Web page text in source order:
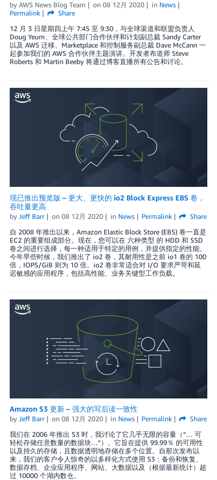
by AWS News Blog Team on 08 12月 2020 in News
Permalink
Share
12 月 3 日星期四上午 7:45 至 9:30，与全球渠道和联盟负责人
Doug Yeum、全球公共部门合作伙伴和计划副总裁 Sandy Carter
以及 AWS 迁移、Marketplace 和控制服务副总裁 Dave McCann 一
起参加我们的 AWS 合作伙伴主题演讲。开发者布道师 Steve
Roberts 和 Martin Beeby 将通过博客直播所有公告和讨论。
现已推出预览版 – 更大、更快的 io2 Block Express EBS 卷，
吞吐量更高
by Jeff Barr on 08 12月 2020 in News Permalink
Share
自 2008 年推出以来，Amazon Elastic Block Store (EBS) 卷一直是
EC2 的重要组成部分。现在，您可以在 六种类型 的 HDD 和 SSD
卷之间进行选择，每一种适用于特定的用例，并提供指定的性能。
今年早些时候，我们推出了 io2 卷，其耐用性是之前 io1 卷的 100
倍，IOPS/GiB 则为 10 倍。io2 卷非常适合对 I/O 要求严苛和延
迟敏感的应用程序，包括高性能、业务关键型工作负载。
Amazon S3 更新 – 强大的写后读一致性
by Jeff Barr on 08 12月 2020 in News Permalink
Share
我们在 2006 年推出 S3 时，我讨论了它几乎无限的容量（“… 可
轻松存储任意数量的数据块…”）、它旨在提供 99.99％ 的可用性
以及持久的存储，且数据透明地存储在多个位置。自那次发布以
来，我们的客户令人惊奇的以多样化方式使用 S3：备份和恢复、
数据存档、企业应用程序、网站、大数据以及（根据最新统计）超
过 10000 个湖内数仓。